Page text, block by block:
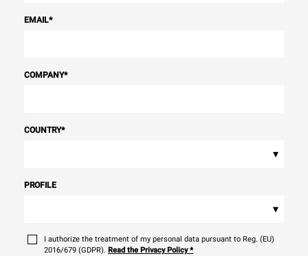
EMAIL*
COMPANY*
COUNTRY*
▾
PROFILE
▾
I authorize the treatment of my personal data pursuant to Reg. (EU)
2016/679 (GDPR). Read the Privacy Policy*